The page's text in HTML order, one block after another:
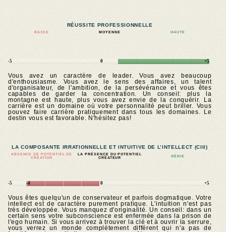
RÉUSSITE PROFESSIONNELLE
BASSE MOYENNE HAUTE
-5 0 +5
Vous avez un caractère de leader. Vous avez beaucoup
d'enthousiasme. Vous avez le sens des affaires, un talent
d'organisateur, de l'ambition, de la persévérance et vous êtes
capables de garder la concentration. Un conseil: plus la
montagne est haute, plus vous avez envie de la conquérir. La
carrière est un domaine où votre personnalité peut briller. Vous
pouvez faire carrière pratiquement dans tous les domaines. Le
destin vous est favorable. N'hésitez pas!
LA COMPOSANTE IRRATIONNELLE ET INTUITIVE DE L’INTELLECT (CIII)
ABSENCE DE POTENTIEL DE
CRÉATION
LA PRÉSENCE DU POTENTIEL
CRÉATEUR
GÉNIE
-5 -4 0 +5
Vous êtes quelqu'un de conservateur et parfois dogmatique. Votre
intellect est de caractère purement pratique. L'intuition n'est pas
très développée. Vous manquez d'originalité. Un conseil: dans un
certain sens votre subconscience est enfermée dans la prison de
l'ego humain. Si vous arrivez à trouver la clé et à ouvrir la serrure,
vous verrez un monde complètement différent qui n'a pas de